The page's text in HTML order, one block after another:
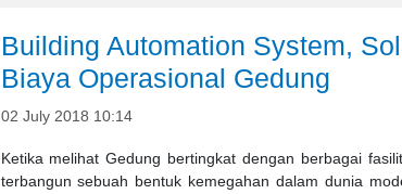
Building Automation System,
Biaya Operasional Gedung
02 July 2018 10:14
Ketika melihat Gedung bertingkat dengan berbagai
terbangun sebuah bentuk kemegahan dalam dunia